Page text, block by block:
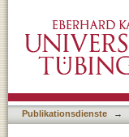
Publikationsdienste →